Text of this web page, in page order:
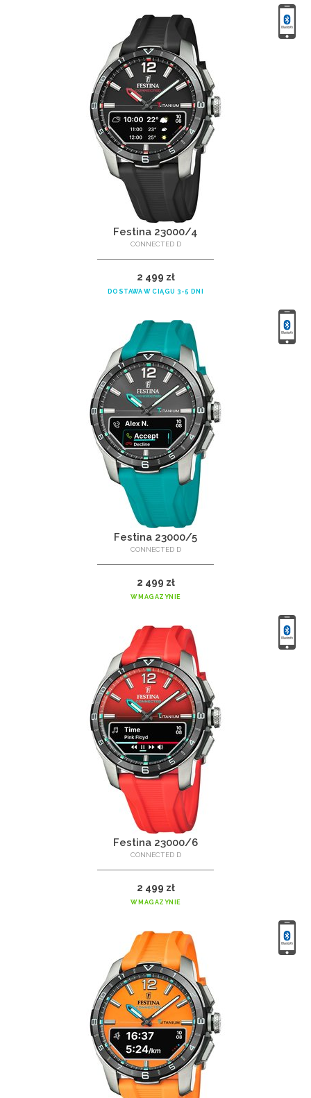
Festina 23000/4
CONNECTED D
2 499 zł
DOSTAWA W CIĄGU 3-5 DNI
Festina 23000/5
CONNECTED D
2 499 zł
W MAGAZYNIE
Festina 23000/6
CONNECTED D
2 499 zł
W MAGAZYNIE